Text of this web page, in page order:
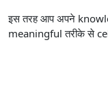
इस तरह आप अपने
meaningful तरीके से